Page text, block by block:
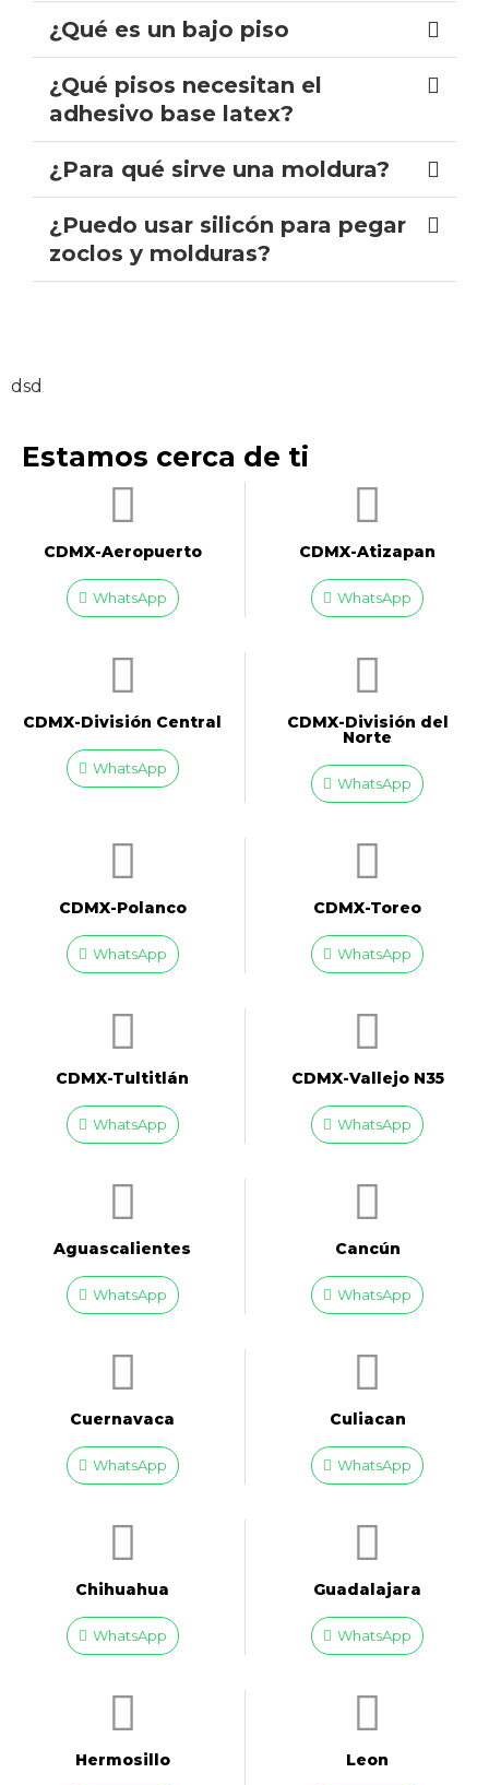
¿Qué es un bajo piso
¿Qué pisos necesitan el
adhesivo base latex?
¿Para qué sirve una moldura?
¿Puedo usar silicón para pegar
zoclos y molduras?
dsd
Estamos cerca de ti
CDMX-Aeropuerto​
WhatsApp
CDMX-Atizapan
WhatsApp
CDMX-División Central
WhatsApp
CDMX-División del
Norte
WhatsApp
CDMX-Polanco
WhatsApp
CDMX-Toreo
WhatsApp
CDMX-Tultitlán
WhatsApp
CDMX-Vallejo N35
WhatsApp
Aguascalientes
WhatsApp
Cancún
WhatsApp
Cuernavaca
WhatsApp
Culiacan
WhatsApp
Chihuahua
WhatsApp
Guadalajara
WhatsApp
Hermosillo Leon